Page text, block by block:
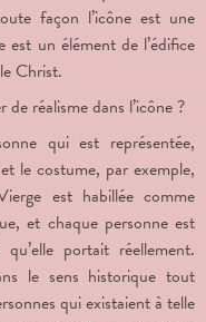
façon l’icône est une
est un élément de l’édifice
Christ.
réalisme dans l’icône ?
qui est représentée,
le costume, par exemple,
est habillée comme
et chaque personne est
portait réellement.
le sens historique tout
qui existaient à telle